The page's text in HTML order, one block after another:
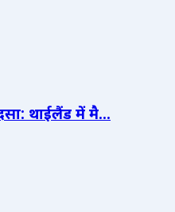
थाईलैंड में मै...